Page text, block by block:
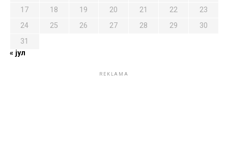
17
18 19 20 21 22
23
24
25 26 27 28 29
30
31
« јул
REKLAMA